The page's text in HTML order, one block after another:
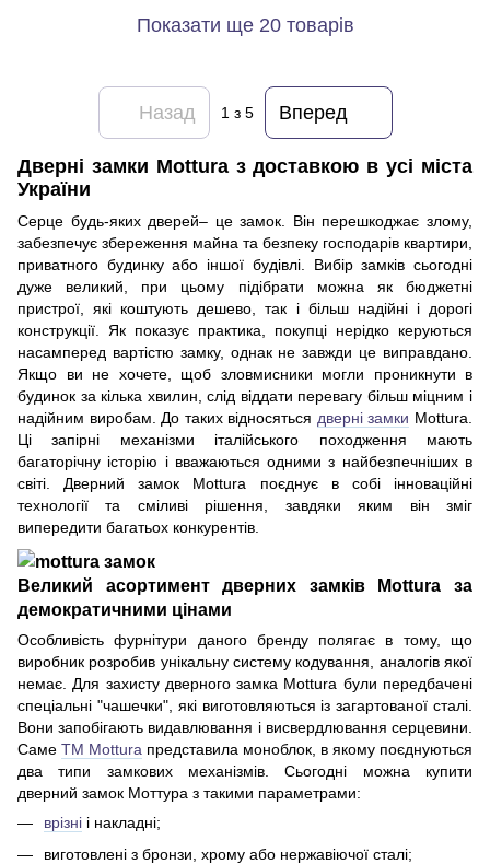
Показати ще 20 товарів
Назад 1 з 5 Вперед
Дверні замки Mottura з доставкою в усі міста
України
Серце будь-яких дверей– це замок. Він перешкоджає злому,
забезпечує збереження майна та безпеку господарів квартири,
приватного будинку або іншої будівлі. Вибір замків сьогодні
дуже великий, при цьому підібрати можна як бюджетні
пристрої, які коштують дешево, так і більш надійні і дорогі
конструкції. Як показує практика, покупці нерідко керуються
насамперед вартістю замку, однак не завжди це виправдано.
Якщо ви не хочете, щоб зловмисники могли проникнути в
будинок за кілька хвилин, слід віддати перевагу більш міцним і
надійним виробам. До таких відносяться дверні замки Mottura.
Ці запірні механізми італійського походження мають
багаторічну історію і вважаються одними з найбезпечніших в
світі. Дверний замок Mottura поєднує в собі інноваційні
технології та сміливі рішення, завдяки яким він зміг
випередити багатьох конкурентів.
Великий асортимент дверних замків Mottura за
демократичними цінами
Особливість фурнітури даного бренду полягає в тому, що
виробник розробив унікальну систему кодування, аналогів якої
немає. Для захисту дверного замка Mottura були передбачені
спеціальні "чашечки", які виготовляються із загартованої сталі.
Вони запобігають видавлювання і висвердлювання серцевини.
Саме ТМ Mottura представила моноблок, в якому поєднуються
два типи замкових механізмів. Сьогодні можна купити
дверний замок Моттура з такими параметрами:
врізні і накладні;
виготовлені з бронзи, хрому або нержавіючої сталі;